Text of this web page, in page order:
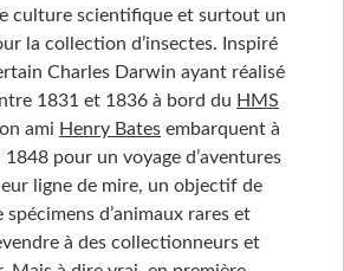
culture scientifique et surtout un
la collection d’insectes. Inspiré
Charles Darwin ayant réalisé
1831 et 1836 à bord du HMS
ami Henry Bates embarquent à
pour un voyage d’aventures
ligne de mire, un objectif de
d’animaux rares et
à des collectionneurs et